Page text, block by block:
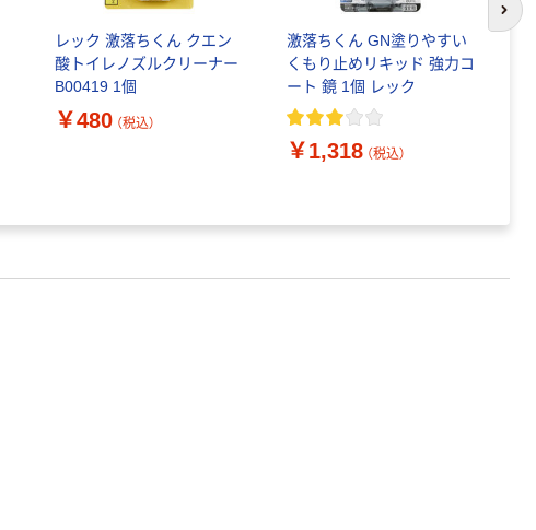
レック 激落ちくん クエン
酸トイレノズルクリーナー
B00419 1個
￥480 （税込）
激落ちくん GN塗りやすい
くもり止めリキッド 強力コ
ート 鏡 1個 レック
￥1,318 （税込）
次